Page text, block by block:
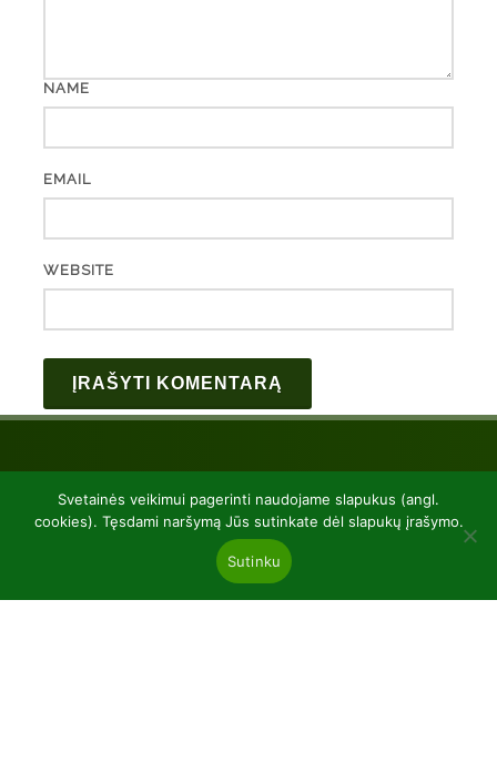
NAME
EMAIL
WEBSITE
Svetainės veikimui pagerinti naudojame slapukus (angl.
cookies). Tęsdami naršymą Jūs sutinkate dėl slapukų įrašymo.
Sutinku